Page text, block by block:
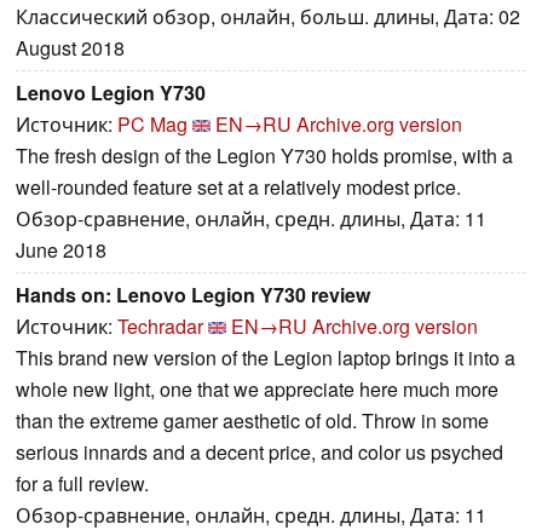
Классический обзор, онлайн, больш. длины, Дата: 02
August 2018
Lenovo Legion Y730
Источник: PC Mag EN→RU Archive.org version
The fresh design of the Legion Y730 holds promise, with a
well-rounded feature set at a relatively modest price.
Обзор-сравнение, онлайн, средн. длины, Дата: 11
June 2018
Hands on: Lenovo Legion Y730 review
Источник: Techradar EN→RU Archive.org version
This brand new version of the Legion laptop brings it into a
whole new light, one that we appreciate here much more
than the extreme gamer aesthetic of old. Throw in some
serious innards and a decent price, and color us psyched
for a full review.
Обзор-сравнение, онлайн, средн. длины, Дата: 11